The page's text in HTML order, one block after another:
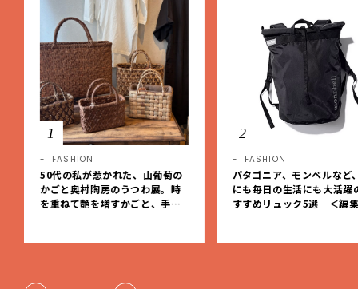
1
FASHION
50代の私が惹かれた、山葡萄の
かごと奥村陶房のうつわ展。時
を重ねて艶を増すかごと、手仕
2
FASHION
パタゴニア、モンベルなど
にも毎日の生活にも大活躍
すすめリュック5選 ＜編